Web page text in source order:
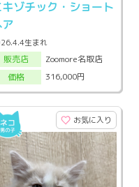
キゾチック・ショート
生まれ
販売店
Zoomore名取店
価格
316,000円
お気に入り